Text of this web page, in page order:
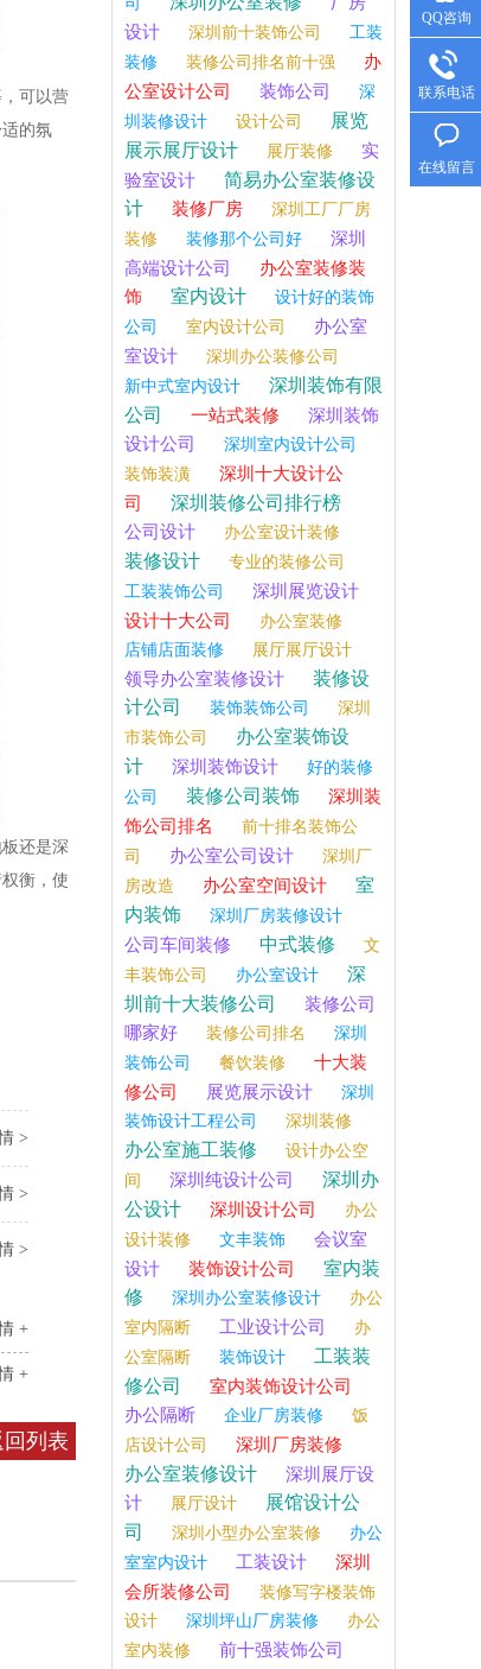
可以营
的氛
还是深
衡，使
>
>
>
+
+
回列表
设计
深圳前十装饰公司
工装
装修
装修公司排名前十强
办
公室设计公司
装饰公司
深
圳装修设计
设计公司
展览
展示展厅设计
展厅装修
实
验室设计
简易办公室装修设
计
装修厂房
深圳工厂厂房
装修
装修那个公司好
深圳
高端设计公司
办公室装修装
饰
室内设计
设计好的装饰
公司
室内设计公司
办公室
室设计
深圳办公装修公司
新中式室内设计
深圳装饰有限
公司
一站式装修
深圳装饰
设计公司
深圳室内设计公司
装饰装潢
深圳十大设计公
司
深圳装修公司排行榜
公司设计 办公室设计装修
装修设计
专业的装修公司
工装装饰公司
深圳展览设计
设计十大公司
办公室装修
店铺店面装修
展厅展厅设计
领导办公室装修设计
装修设
计公司
装饰装饰公司
深圳
市装饰公司
办公室装饰设
计
深圳装饰设计
好的装修
公司
装修公司装饰
深圳装
饰公司排名
前十排名装饰公
司
办公室公司设计
深圳厂
房改造
办公室空间设计
室
内装饰
深圳厂房装修设计
公司车间装修 中式装修
文
丰装饰公司
办公室设计
深
圳前十大装修公司
装修公司
哪家好
装修公司排名
深圳
装饰公司
餐饮装修
十大装
修公司
展览展示设计
深圳
装饰设计工程公司
深圳装修
办公室施工装修
设计办公空
间
深圳纯设计公司
深圳办
公设计
深圳设计公司
办公
设计装修
文丰装饰
会议室
设计
装饰设计公司
室内装
修
深圳办公室装修设计
办公
室内隔断
工业设计公司
办
公室隔断
装饰设计
工装装
修公司
室内装饰设计公司
办公隔断
企业厂房装修
饭
店设计公司
深圳厂房装修
办公室装修设计
深圳展厅设
计
展厅设计
展馆设计公
司
深圳小型办公室装修
办公
室室内设计
工装设计
深圳
会所装修公司
装修写字楼装饰
设计
深圳坪山厂房装修
办公
室内装修
前十强装饰公司
QQ咨询
联系电话
在线留言